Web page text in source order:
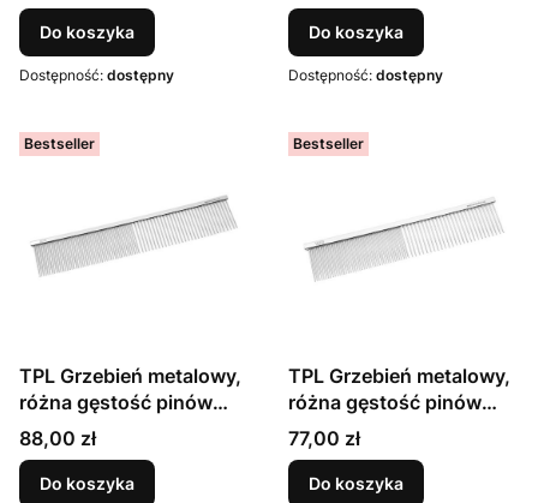
Do koszyka
Dostępność: dostępny
Do koszyka
Dostępność: dostępny
Bestseller
TPL Grzebień metalowy,
różna gęstość pinów
roz. L, 24.5 cm żelazo +
chrom
Cena
88,00 zł
Do koszyka
Bestseller
TPL Grzebień metalowy,
różna gęstość pinów
roz. M, 19 cm żelazo +
chrom
Cena
77,00 zł
Do koszyka